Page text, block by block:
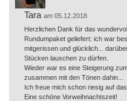
Tara am 05.12.2018
Herzlichen Dank für das
Rundumpaket geliefert: ich war
mitgerissen und glücklich...
Stücken lauschen zu dürfen.
Wieder war es eine Steigerung
zusammen mit den Tönen dahin...
Ich freue mich schon riesig auf
Eine schöne Vorweihnachtszeit!